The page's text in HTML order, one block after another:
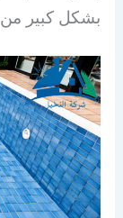
بشكل كبير